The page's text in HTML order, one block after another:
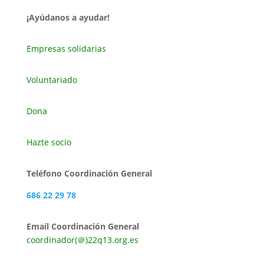
¡Ayúdanos a ayudar!
Empresas solidarias
Voluntariado
Dona
Hazte socio
Teléfono Coordinación General
686 22 29 78
Email Coordinación General
coordinador(＠)22q13.org.es